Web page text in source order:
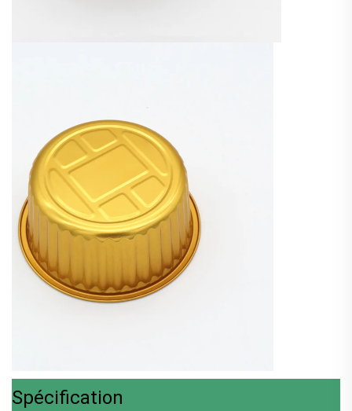
Spécification